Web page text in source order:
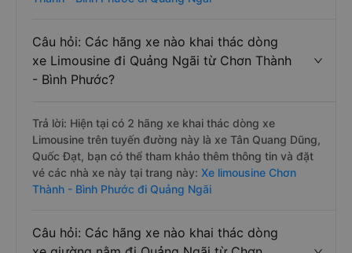
Limousine giường đôi trên tuyến đường này là xe Quốc
nhà xe này tại trang này: Xe giường nằm đôi Chơn
Thành - Bình Phước đi Quảng Ngãi
xe Limousine đi Quảng Ngãi từ Chơn Thành
- Bình Phước?
Trả lời: Hiện tại có 2 hãng xe khai thác dòng xe
Limousine trên tuyến đường này là xe Tân Quang Dũng,
vé các nhà xe này tại trang này:Xe limousine Chơn
Thành - Bình Phước đi Quảng Ngãi